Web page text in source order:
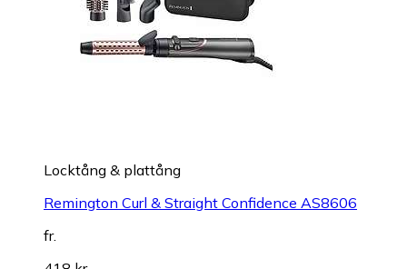
Locktång & plattång
Remington Curl & Straight Confidence AS8606
fr.